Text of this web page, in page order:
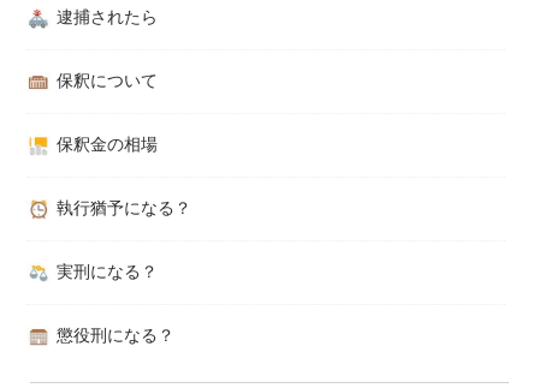
逮捕されたら
保釈について
保釈金の相場
執行猶予になる？
実刑になる？
懲役刑になる？